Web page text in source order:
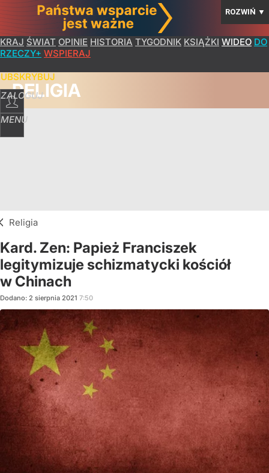
ROZWIŃ ▼
KRAJ ŚWIAT OPINIE HISTORIA TYGODNIK KSIĄŻKI WIDEO DO
RZECZY+ WSPIERAJ
ZALOGUJ
MENU
RELIGIA
Religia
Kard. Zen: Papież Franciszek
legitymizuje schizmatycki kościół
w Chinach
Dodano: 2 sierpnia 2021 7:50